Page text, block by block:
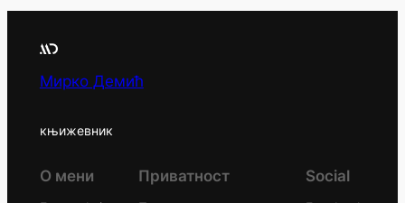
Мирко Демић
књижевник
О мени Приватност Social